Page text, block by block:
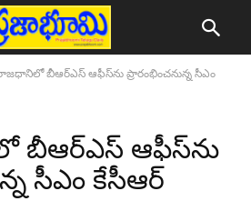
బీఆర్‌ఎస్‌ ఆఫీస్‌ను ప్రారంభించనున్న సీఎం
బీఆర్‌ఎస్‌ ఆఫీస్‌ను
సీఎం కేసీఆర్